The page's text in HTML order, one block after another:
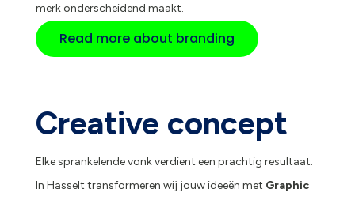
merk onderscheidend maakt.
Read more about branding
Creative concept
Elke sprankelende vonk verdient een prachtig resultaat.
In Hasselt transformeren wij jouw ideeën met Graphic